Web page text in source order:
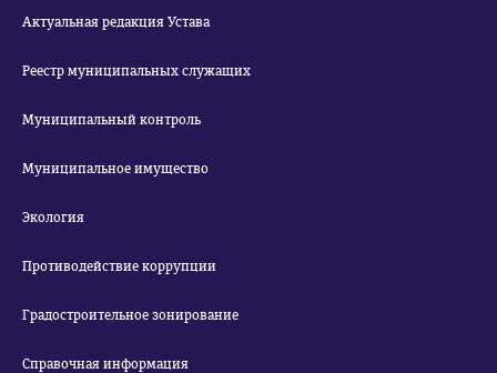
Актуальная редакция Устава
Реестр муниципальных служащих
Муниципальный контроль
Муниципальное имущество
Экология
Противодействие коррупции
Градостроительное зонирование
Справочная информация